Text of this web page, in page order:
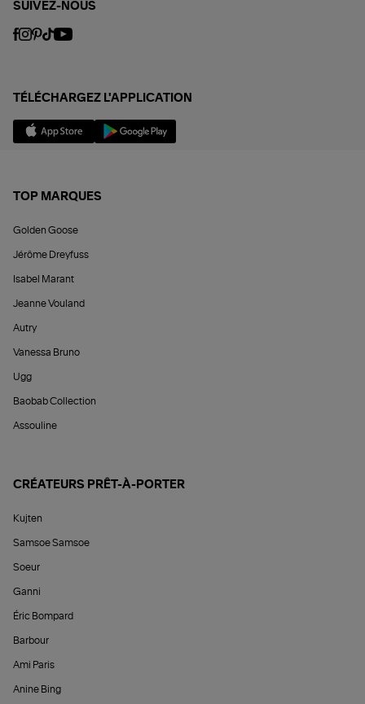
SUIVEZ-NOUS
TÉLÉCHARGEZ L'APPLICATION
TOP MARQUES
Golden Goose
Jérôme Dreyfuss
Isabel Marant
Jeanne Vouland
Autry
Vanessa Bruno
Ugg
Baobab Collection
Assouline
CRÉATEURS PRÊT-À-PORTER
Kujten
Samsoe Samsoe
Soeur
Ganni
Éric Bompard
Barbour
Ami Paris
Anine Bing